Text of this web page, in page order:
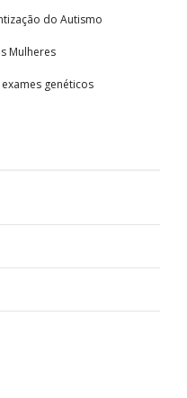
do Autismo
Mulheres
genéticos